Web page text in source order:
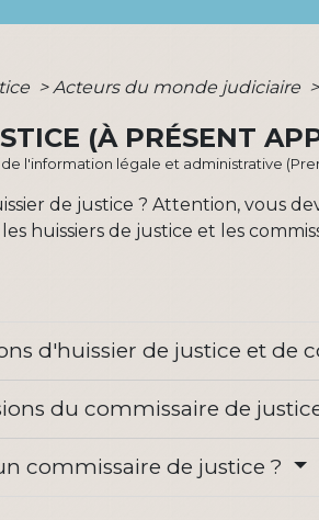
> Acteurs du monde judiciaire >
(À PRÉSENT
de l'information légale et administrative
de justice ? Attention, vous
huissiers de justice et les
d'huissier de justice et de
du commissaire de
commissaire de justice ?